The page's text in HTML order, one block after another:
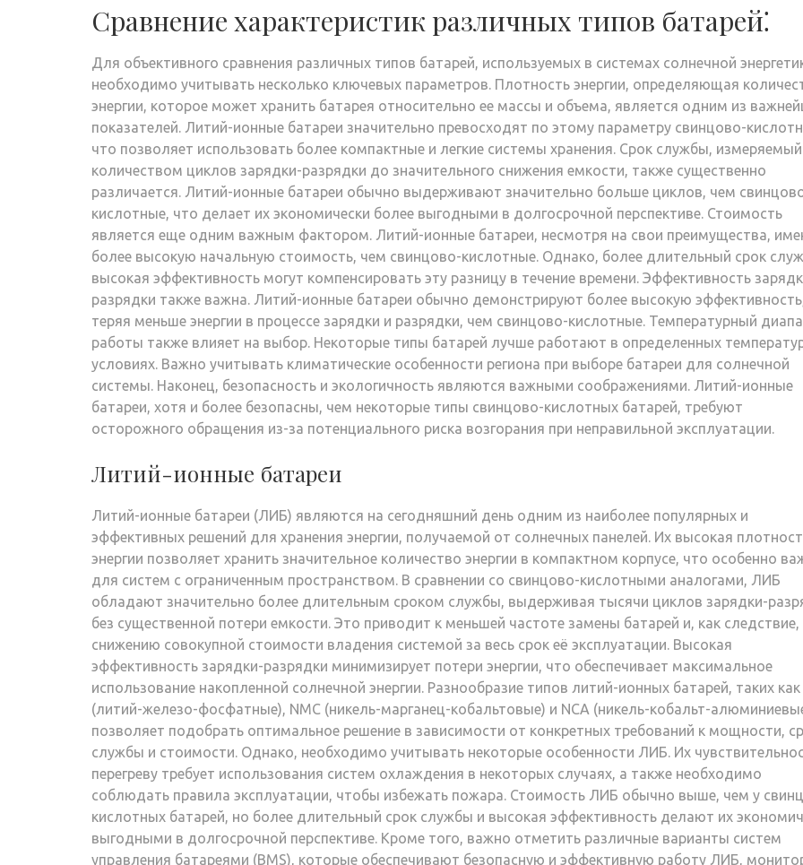
Сравнение характеристик различных типов батарей⁚
Для объективного сравнения различных типов батарей, используемых в системах солнечной
необходимо учитывать несколько ключевых параметров. Плотность энергии, определяющая
энергии, которое может хранить батарея относительно ее массы и объема, является одним из
показателей. Литий-ионные батареи значительно превосходят по этому параметру свинцово-
что позволяет использовать более компактные и легкие системы хранения. Срок службы, измеряемый
количеством циклов зарядки-разрядки до значительного снижения емкости, также существенно
различается. Литий-ионные батареи обычно выдерживают значительно больше циклов, чем
кислотные, что делает их экономически более выгодными в долгосрочной перспективе. Стоимость
является еще одним важным фактором. Литий-ионные батареи, несмотря на свои преимущества,
более высокую начальную стоимость, чем свинцово-кислотные. Однако, более длительный срок
высокая эффективность могут компенсировать эту разницу в течение времени. Эффективность
разрядки также важна. Литий-ионные батареи обычно демонстрируют более высокую
теряя меньше энергии в процессе зарядки и разрядки, чем свинцово-кислотные. Температурный
работы также влияет на выбор. Некоторые типы батарей лучше работают в определенных
условиях. Важно учитывать климатические особенности региона при выборе батареи для солнечной
системы. Наконец, безопасность и экологичность являются важными соображениями. Литий-ионные
батареи, хотя и более безопасны, чем некоторые типы свинцово-кислотных батарей, требуют
осторожного обращения из-за потенциального риска возгорания при неправильной эксплуатации.
Литий-ионные батареи
Литий-ионные батареи (ЛИБ) являются на сегодняшний день одним из наиболее популярных и
эффективных решений для хранения энергии, получаемой от солнечных панелей. Их высокая
энергии позволяет хранить значительное количество энергии в компактном корпусе, что особенно
для систем с ограниченным пространством. В сравнении со свинцово-кислотными аналогами, ЛИБ
обладают значительно более длительным сроком службы, выдерживая тысячи циклов зарядки-
без существенной потери емкости. Это приводит к меньшей частоте замены батарей и, как следствие,
снижению совокупной стоимости владения системой за весь срок её эксплуатации. Высокая
эффективность зарядки-разрядки минимизирует потери энергии, что обеспечивает максимальное
использование накопленной солнечной энергии. Разнообразие типов литий-ионных батарей, таких как
(литий-железо-фосфатные), NMC (никель-марганец-кобальтовые) и NCA (никель-кобальт-
позволяет подобрать оптимальное решение в зависимости от конкретных требований к мощности,
службы и стоимости. Однако, необходимо учитывать некоторые особенности ЛИБ. Их
перегреву требует использования систем охлаждения в некоторых случаях, а также необходимо
соблюдать правила эксплуатации, чтобы избежать пожара. Стоимость ЛИБ обычно выше, чем у
кислотных батарей, но более длительный срок службы и высокая эффективность делают их
выгодными в долгосрочной перспективе. Кроме того, важно отметить различные варианты систем
управления батареями (BMS), которые обеспечивают безопасную и эффективную работу ЛИБ,